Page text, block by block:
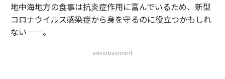
地中海地方の食事は抗炎症作用に富んでいるため、新型
コロナウイルス感染症から身を守るのに役立つかもしれ
ない──。
advertisement